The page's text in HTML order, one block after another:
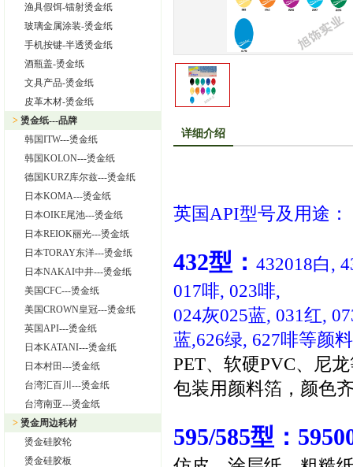
渔具假饵-镭射烫金纸
玻璃金属涂装-烫金纸
手机按键-半透烫金纸
酒瓶盖-烫金纸
文具产品-烫金纸
皮革木材-烫金纸
> 烫金纸---品牌
韩国ITW---烫金纸
韩国KOLON---烫金纸
德国KURZ库尔兹---烫金纸
日本KOMA---烫金纸
日本OIKE尾池---烫金纸
日本REIOK丽光---烫金纸
日本TORAY东洋---烫金纸
日本NAKAI中井---烫金纸
美国CFC---烫金纸
美国CROWN皇冠---烫金纸
英国API---烫金纸
日本KATANI---烫金纸
日本村田---烫金纸
台湾汇百川---烫金纸
台湾南亚---烫金纸
> 烫金周边耗材
烫金硅胶轮
烫金硅胶板
详细介绍
英国API型号及用途：
432型： 432018白 ,
017啡, 023啡,
024灰025蓝, 031红,
蓝,626绿, 627啡等颜
PET、软硬PVC、尼
包装用颜料箔，颜色
595/585型：